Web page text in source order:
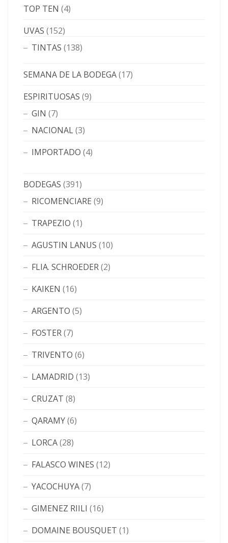
TOP TEN (4)
UVAS (152)
TINTAS (138)
SEMANA DE LA BODEGA(17)
ESPIRITUOSAS (9)
GIN (7)
NACIONAL(3)
IMPORTADO (4)
BODEGAS (391)
RICOMENCIARE (9)
TRAPEZIO (1)
AGUSTIN LANUS (10)
FLIA. SCHROEDER(2)
KAIKEN (16)
ARGENTO (5)
FOSTER(7)
TRIVENTO (6)
LAMADRID (13)
CRUZAT (8)
QARAMY(6)
LORCA(28)
FALASCO WINES (12)
YACOCHUYA(7)
GIMENEZ RIILI (16)
DOMAINE BOUSQUET (1)